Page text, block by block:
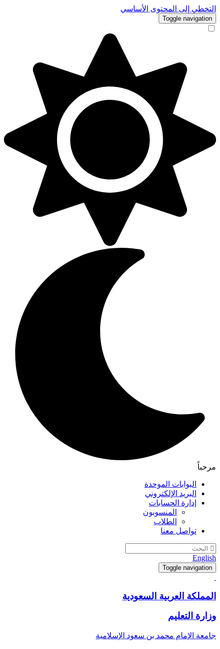
التخطي إلى المحتوى الأساسي
Toggle navigation
مرحباً
البوابات الموحدة
البريد الإلكتروني
إدارة الحسابات
المنسوبون
الطلاب
تواصل معنا
English
Toggle navigation
المملكة العربية السعودية
وزارة التعليم
جامعة الإمام محمد بن سعود الإسلامية